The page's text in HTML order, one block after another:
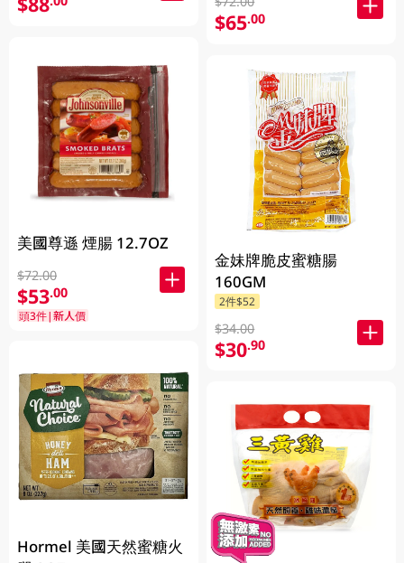
美國尊遜 煙腸 12.7OZ
$72.00
$53.00
頭3件|新人價
Hormel 美國天然蜜糖火
$65.00
金妹牌脆皮蜜糖腸
160GM
2件$52
$34.00
$30.90